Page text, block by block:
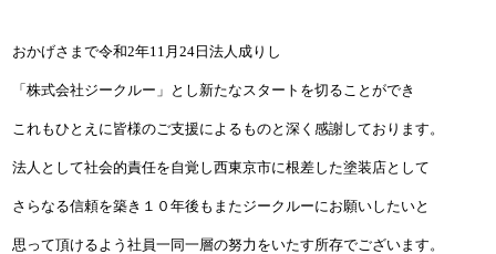
おかげさまで令和2年11月24日法人成りし
「株式会社ジークルー」とし 新たなスタートを切ることができ
これもひとえに皆様のご支援によるものと深く感謝しております。
法人として社会的責任を自覚し西東京市に根差した塗装店として
さらなる信頼を築き１０年後もまたジークルーにお願いしたいと
思って頂けるよう社員一同一層の努力をいたす所存でございます。